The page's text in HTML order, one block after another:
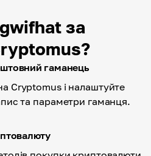
за
гаманець
Cryptomus і налаштуйте
та параметри гаманця.